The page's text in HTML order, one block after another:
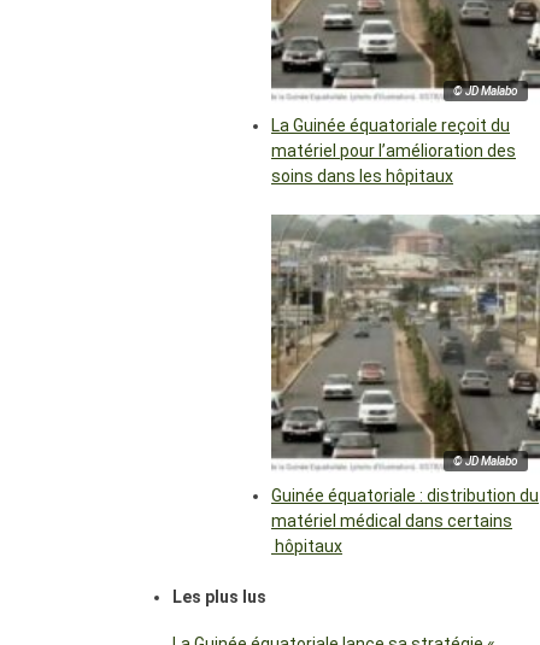
© JD Malabo
La Guinée équatoriale reçoit du
matériel pour l’amélioration des
soins dans les hôpitaux
© JD Malabo
Guinée équatoriale : distribution du
matériel médical dans certains
hôpitaux
Les plus lus